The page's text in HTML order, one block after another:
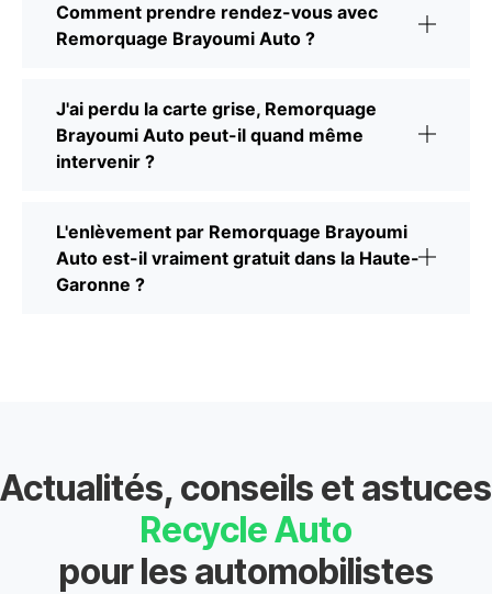
Comment prendre rendez-vous avec
Remorquage Brayoumi Auto ?
J'ai perdu la carte grise, Remorquage
Brayoumi Auto peut-il quand même
intervenir ?
L'enlèvement par Remorquage Brayoumi
Auto est-il vraiment gratuit dans la Haute-
Garonne ?
Actualités, conseils et astuces
Recycle Auto
pour les automobilistes